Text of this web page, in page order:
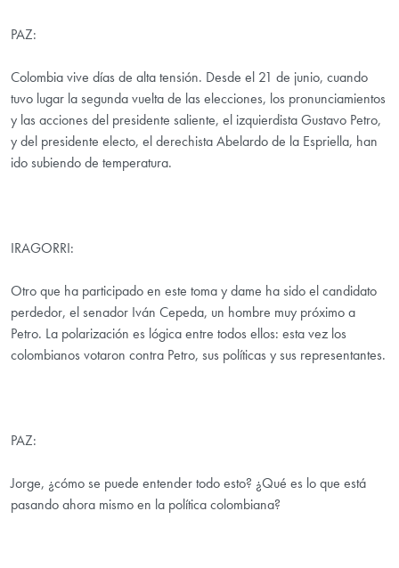
PAZ:
Colombia vive días de alta tensión. Desde el 21 de junio, cuando
tuvo lugar la segunda vuelta de las elecciones, los pronunciamientos
y las acciones del presidente saliente, el izquierdista Gustavo Petro,
y del presidente electo, el derechista Abelardo de la Espriella, han
ido subiendo de temperatura.
IRAGORRI:
Otro que ha participado en este toma y dame ha sido el candidato
perdedor, el senador Iván Cepeda, un hombre muy próximo a
Petro. La polarización es lógica entre todos ellos: esta vez los
colombianos votaron contra Petro, sus políticas y sus representantes.
PAZ:
Jorge, ¿cómo se puede entender todo esto? ¿Qué es lo que está
pasando ahora mismo en la política colombiana?